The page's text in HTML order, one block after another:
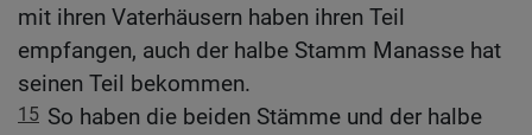
mit ihren Vaterhäusern haben ihren Teil
empfangen, auch der halbe Stamm Manasse hat
seinen Teil bekommen.
15 So haben die beiden Stämme und der halbe